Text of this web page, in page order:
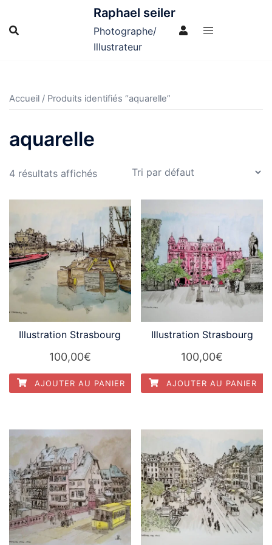
contenu
Raphael seiler
Photographe/
Illustrateur
Accueil / Produits identifiés “aquarelle”
aquarelle
4 résultats affichés
Illustration Strasbourg
100,00€
AJOUTER AU PANIER
Illustration Strasbourg
100,00€
AJOUTER AU PANIER